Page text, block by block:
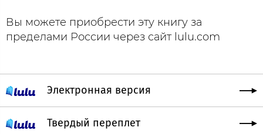
Вы можете приобрести эту книгу за
пределами России через сайт lulu.com
Электронная версия
Твердый переплет